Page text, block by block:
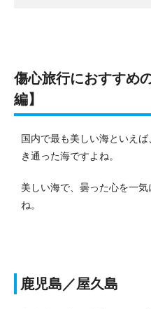
傷心旅行におすすめ
編】
国内で最も美しい海といえ
き通った海ですよね。
美しい海で、曇った心を一
ね。
鹿児島／屋久島